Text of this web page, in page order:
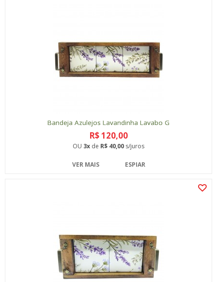
Bandeja Azulejos Lavandinha Lavabo G
R$ 120,00
OU 3x de R$ 40,00 s/juros
VER MAIS ESPIAR